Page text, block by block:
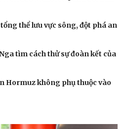
Câu chuyện thời sự
Kể chuyện cho bé
thể lưu vực sông, đột phá an
tìm cách thử sự đoàn kết của
Hormuz không phụ thuộc vào